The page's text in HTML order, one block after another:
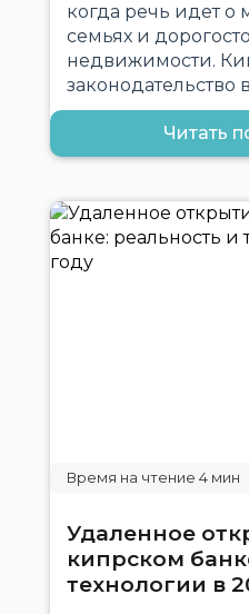
когда речь идет
семьях и
недвижимости.
законодательство
Читать
Удаленное
кипрском
технологии в